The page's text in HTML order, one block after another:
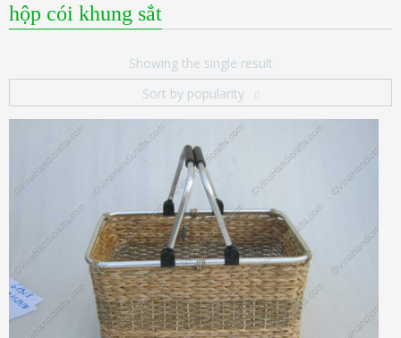
hộp cói khung sắt
Showing the single result
Sort by popularity